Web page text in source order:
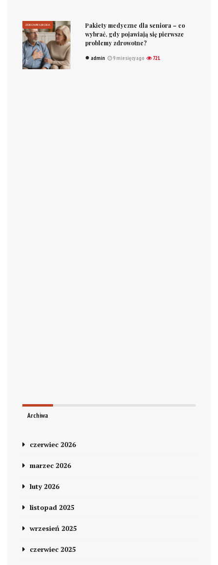
ZDROWIE I URODA
Pakiety medyczne dla seniora – co
wybrać, gdy pojawiają się pierwsze
problemy zdrowotne?
admin 9 miesięcy ago 721
Archiwa
czerwiec 2026
marzec 2026
luty 2026
listopad 2025
wrzesień 2025
czerwiec 2025